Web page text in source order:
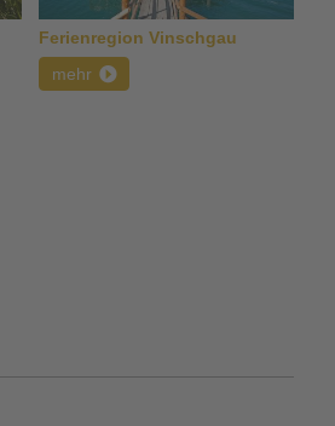
Ferienregion Vinschgau
mehr